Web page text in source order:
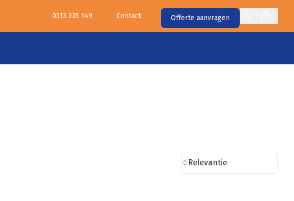
0513 335 149 Contact Offerte aanvragen
Relevantie